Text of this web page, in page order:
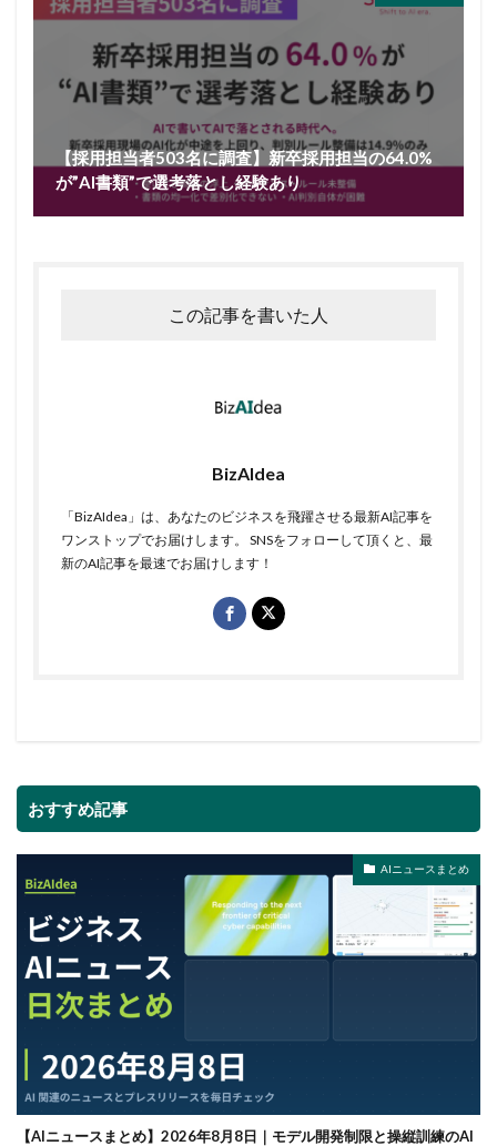
【採用担当者503名に調査】新卒採用担当の64.0%
が”AI書類”で選考落とし経験あり
この記事を書いた人
BizAIdea
「BizAIdea」は、あなたのビジネスを飛躍させる最新AI記事を
ワンストップでお届けします。 SNSをフォローして頂くと、最
新のAI記事を最速でお届けします！
おすすめ記事
AIニュースまとめ
【AIニュースまとめ】2026年8月8日｜モデル開発制限と操縦訓練のAI